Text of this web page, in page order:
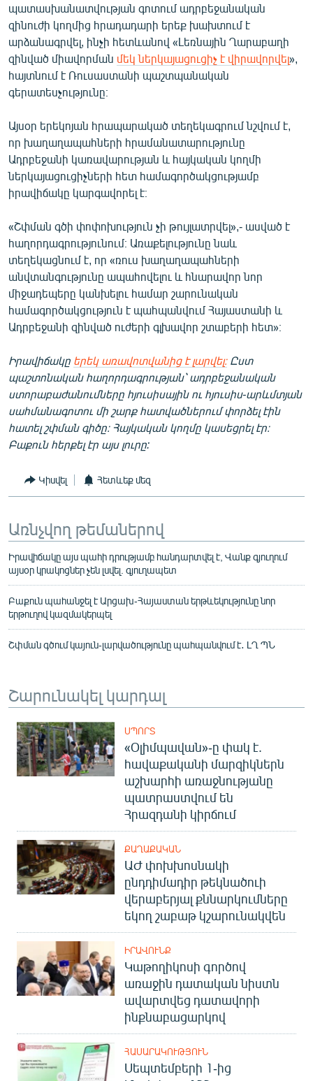
ՏԵՍԱՆՅՈՒԹԵՐ
ԲԱՆԱՎԵՃ
ՁԳՏԵԼՈՎ ԼԱՎԱԳՈՒՅՆԻՆ
ՓՈԴՔԱՍԹ
Հայերեն
English
Русский
«Ազատության» բոլոր կայքերը
պատասխանատվության գոտում ադրբեջանական
զինուժի կողմից հրադադարի երեք խախտում է
արձանագրվել, ինչի հետևանով «Լեռնային Ղարաբաղի
զինված միավորման մեկ ներկայացուցիչ է վիրավորվել»,
հայտնում է Ռուսաստանի պաշտպանական
գերատեսչությունը։
Այսօր երեկոյան հրապարակած տեղեկագրում նշվում է,
որ խաղաղապահների հրամանատարությունը
Ադրբեջանի կառավարության և հայկական կողմի
ներկայացուցիչների հետ համագործակցությամբ
իրավիճակը կարգավորել է։
«Շփման գծի փոփոխություն չի թույլատրվել»,- ասված է
հաղորդագրությունում։ Առաքելությունը նաև
տեղեկացնում է, որ «ռուս խաղաղապահների
անվտանգությունը ապահովելու և հնարավոր նոր
միջադեպերը կանխելու համար շարունական
համագործակցություն է պահպանվում Հայաստանի և
Ադրբեջանի զինված ուժերի գլխավոր շտաբերի հետ»։
Իրավիճակը երեկ առավոտվանից է լարվել։Ըստ
պաշտոնական հաղորդագրության՝ ադրբեջանական
ստորաբաժանումները հյուսիսային ու հյուսիս-արևմտյան
սահմանագոտու մի շարք հատվածներում փորձել էին
հատել շփման գիծը։ Հայկական կողմը կասեցրել էր։
Բաքուն հերքել էր այս լուրը:
Կիսվել Հետևեք մեզ
Առնչվող թեմաներով
Իրավիճակը այս պահի դրությամբ հանդարտվել է, Վանք գյուղում
այսօր կրակոցներ չեն լսվել. գյուղապետ
Բաքուն պահանջել է Արցախ-Հայաստան երթևեկությունը նոր
երթուղով կազմակերպել
Շփման գծում կայուն-լարվածությունը պահպանվում է․ ԼՂ ՊՆ
Շարունակել կարդալ
ՍՊՈՐՏ
«Օլիմպավան»-ը փակ է.
հավաքականի մարզիկներն
աշխարհի առաջնությանը
պատրաստվում են
Հրազդանի կիրճում
ՔԱՂԱՔԱԿԱՆ
ԱԺ փոխխոսնակի
ընդդիմադիր թեկնածուի
վերաբերյալ քննարկումները
եկող շաբաթ կշարունակվեն
ԻՐԱՎՈՒՆՔ
Կաթողիկոսի գործով
առաջին դատական նիստն
ավարտվեց դատավորի
ինքնաբացարկով
ՀԱՍԱՐԱԿՈՒԹՅՈՒՆ
Սեպտեմբերի 1-ից